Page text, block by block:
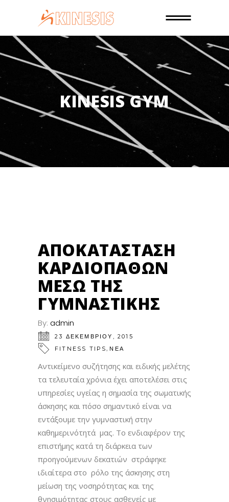
KINESIS GYM
AΠΟΚΑΤΆΣΤΑΣΗ
ΚΑΡΔΙΟΠΑΘΏΝ
ΜΈΣΩ ΤΗΣ
ΓΥΜΝΑΣΤΙΚΉΣ
By: admin
23 ΔΕΚΕΜΒΡΊΟΥ, 2015
FITNESS TIPS,ΝΕΑ
Αντικείμενο συζήτησης και ειδικής μελέτης
τα τελευταία χρόνια έχει αποτελέσει στις
υπηρεσίες υγείας η σημασία της σωματικής
άσκησης και πόσο σημαντικό είναι να
εντάξουμε την γυμναστική στην
καθημερινότητά μας. Το ενδιαφέρον της
επιστήμης κατά τη διάρκεια των
προηγούμενων δεκατιών στράφηκε
ιδιαίτερα στο ρόλο της άσκησης στη
μείωση της νοσηρότητας και της
θνησιμότητας στους ασθενείς με